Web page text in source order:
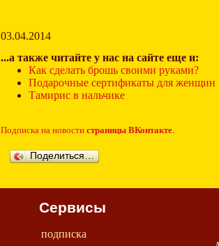
03.04.2014
...а также читайте у нас на сайте еще и:
Как сделать брошь своими руками?
Подарочные сертификаты для женщин
Тамирис в нальчике
Подписка на новости страницы ВКонтакте
Поделиться…
Сервисы
подписка